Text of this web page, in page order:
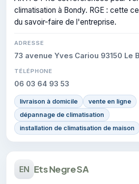
climatisation à Bondy. RGE : cette
du savoir-faire de l'entreprise.
ADRESSE
73 avenue Yves Cariou 93150 Le
TÉLÉPHONE
06 03 64 93 53
livraison à domicile
vente en ligne
dépannage de climatisation
installation de climatisation de maison
EN Ets Negre SA